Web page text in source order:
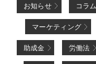
お知らせ コラム
マーケティング
助成金 労働法